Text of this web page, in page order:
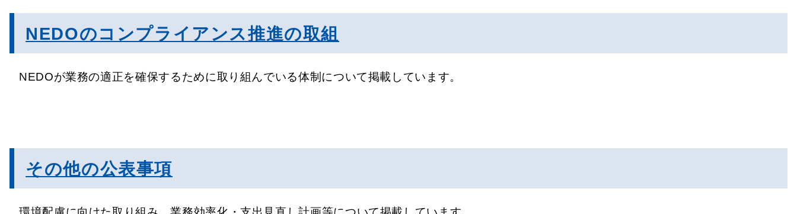
NEDOのコンプライアンス推進の取組
NEDOが業務の適正を確保するために取り組んでいる体制について掲載しています。
その他の公表事項